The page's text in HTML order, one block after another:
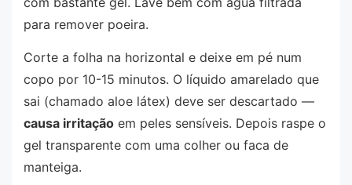
para remover poeira.
Corte a folha na horizontal e deixe em pé num
copo por 10-15 minutos. O líquido amarelado que
sai (chamado aloe látex) deve ser descartado —
causa irritação em peles sensíveis. Depois raspe o
gel transparente com uma colher ou faca de
manteiga.